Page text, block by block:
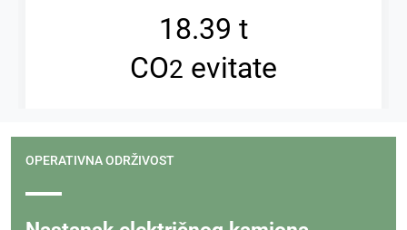
OPERATIVNA ODRŽIVOST